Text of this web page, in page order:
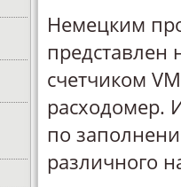
Немецким
представлен
счетчиком
расходомер.
по
различного